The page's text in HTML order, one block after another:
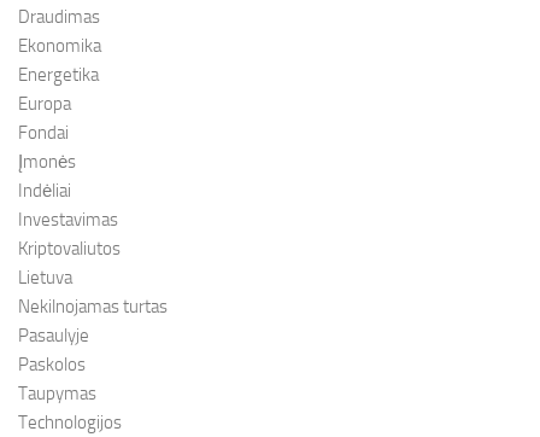
Draudimas
Ekonomika
Energetika
Europa
Fondai
Įmonės
Indėliai
Investavimas
Kriptovaliutos
Lietuva
Nekilnojamas turtas
Pasaulyje
Paskolos
Taupymas
Technologijos